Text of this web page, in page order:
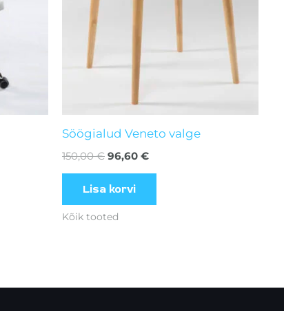
Söögialud Veneto valge
150,00€ 96,60 €
Lisa korvi
Kõik tooted